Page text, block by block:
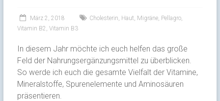
März 2, 2018 Cholesterin Haut Migräne, Pellagro,
Vitamin B2 Vitamin B3
In diesem Jahr möchte ich euch helfen das große
Feld der Nahrungsergänzungsmittel zu überblicken.
So werde ich euch die gesamte Vielfalt der Vitamine,
Mineralstoffe, Spurenelemente und Aminosäuren
präsentieren.